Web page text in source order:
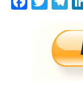
tt
er
gr
a
m